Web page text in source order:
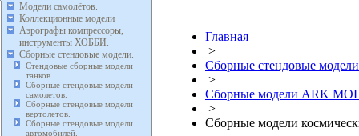
Модели самолётов.
Коллекционные модели
Аэрографы компрессоры,
инструменты ХОББИ.
Сборные стендовые модели.
Стендовые сборные модели
танков.
Сборные стендовые модели
самолетов.
Сборные стендовые модели
вертолетов.
Сборные стендовые модели
автомобилей.
Главная
>
Сборные стендовые
>
Сборные модели ARK
>
Сборные модели